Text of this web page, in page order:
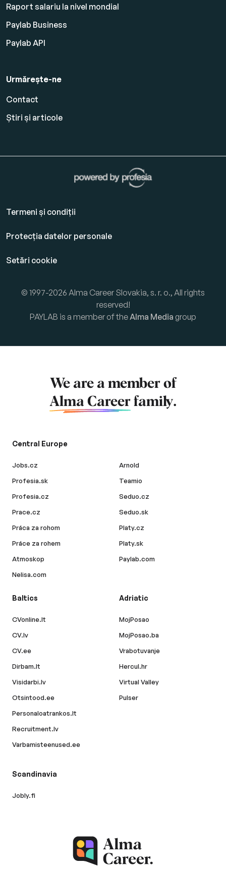
Raport salariu la nivel mondial
Paylab Business
Paylab API
Urmărește-ne
Contact
Știri și articole
Termeni și condiții
Protecția datelor personale
Setări cookie
© 1997-2026 Alma Career Slovakia, s. r. o., All rights
reserved!
PAYLAB is a member of theAlma Media group
We are a member of
Alma Career family.
Central Europe
Jobs.cz
Profesia.sk
Profesia.cz
Prace.cz
Práca za rohom
Práce za rohem
Atmoskop
Nelisa.com
Arnold
Teamio
Seduo.cz
Seduo.sk
Platy.cz
Platy.sk
Paylab.com
Baltics
CVonline.lt
CV.lv
CV.ee
Dirbam.lt
Visidarbi.lv
Otsintood.ee
Personaloatrankos.lt
Recruitment.lv
Varbamisteenused.ee
Adriatic
MojPosao
MojPosao.ba
Vrabotuvanje
Hercul.hr
Virtual Valley
Pulser
Scandinavia
Jobly.fi